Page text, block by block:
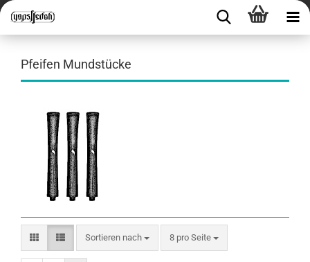
Pfeifen Mundstücke
Sortieren nach 8 pro Seite